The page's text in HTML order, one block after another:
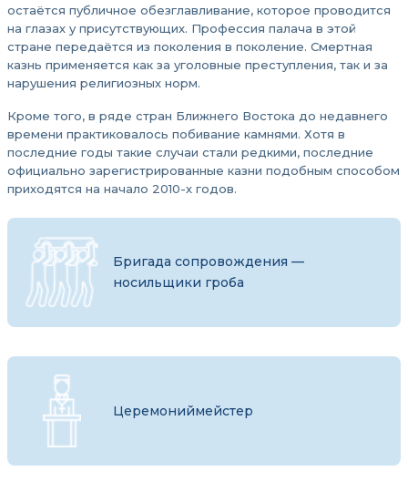
остаётся публичное обезглавливание, которое проводится
на глазах у присутствующих. Профессия палача в этой
стране передаётся из поколения в поколение. Смертная
казнь применяется как за уголовные преступления, так и за
нарушения религиозных норм.
Кроме того, в ряде стран Ближнего Востока до недавнего
времени практиковалось побивание камнями. Хотя в
последние годы такие случаи стали редкими, последние
официально зарегистрированные казни подобным способом
приходятся на начало 2010-х годов.
Бригада сопровождения —
носильщики гроба
Церемониймейстер